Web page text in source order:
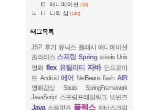
애니메이션 (18)
나의 삶 (140)
태그목록
JSP 후기 유닉스 플래시 애니메이션
솔라리스 스프링 Spring solaris Unix
영화 flex 유틸리티 자바 안드로이
드 Android 에어 NetBeans flash AIR
영화감상 Struts
SpringFramework
JavaScript 스프링프레임워크 넷빈즈
Java 스트럿츠 플렉스 자바스크립